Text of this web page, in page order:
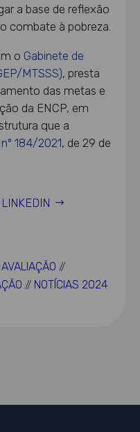
a base de reflexão
combate à pobreza.
o Gabinete de
MTSSS), presta
das metas e
da ENCP, em
que a
184/2021, de 29 de
AVALIAÇÃO //
// NOTÍCIAS 2024